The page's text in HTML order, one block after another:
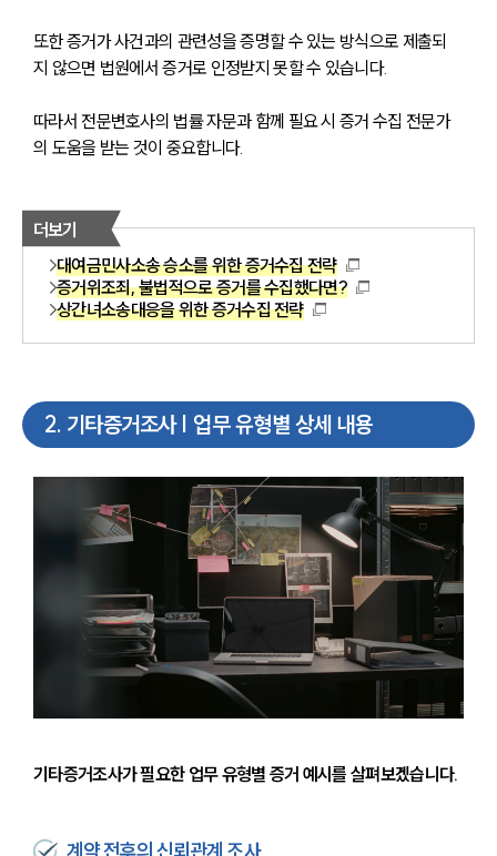
또한 증거가 사건과의 관련성을 증명할 수 있는 방식으로 제출되
지 않으면 법원에서 증거로 인정받지 못할 수 있습니다.
따라서 전문변호사의 법률 자문과 함께 필요 시 증거 수집 전문가
의 도움을 받는 것이 중요합니다.
더보기
대여금민사소송 승소를 위한 증거수집 전략
증거위조죄, 불법적으로 증거를 수집했다면?
상간녀소송대응을 위한 증거수집 전략
2. 기타증거조사 | 업무 유형별 상세 내용
기타증거조사가 필요한 업무 유형별 증거 예시를 살펴보겠습니다.